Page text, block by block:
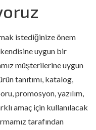
istediğinize önem
uygun bir
müşterilerine uygun
tanıtımı, katalog,
promosyon, yazılım,
amaç için kullanılacak
tarafından